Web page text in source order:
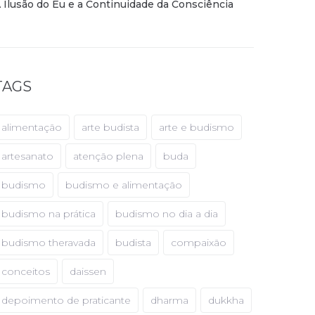
Ilusão do Eu e a Continuidade da Consciência
alimentação arte budista arte e budismo
artesanato atenção plena buda
budismo budismo e alimentação
budismo na prática budismo no dia a dia
budismo theravada budista compaixão
conceitos daissen
depoimento de praticante dharma dukkha